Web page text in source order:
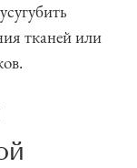
тканей или